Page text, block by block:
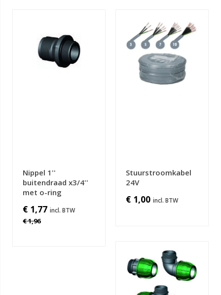
Nippel 1''
buitendraad x3/4''
met o-ring
€ 1,77
€ 1,96
Stuurstroomkabel
24V
€ 1,00